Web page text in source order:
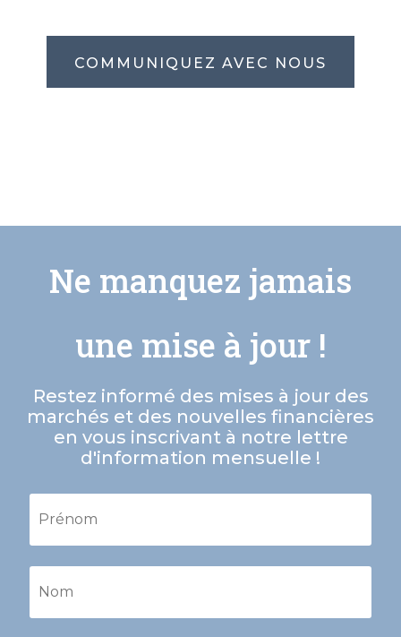
COMMUNIQUEZ AVEC NOUS
Ne manquez jamais
une mise à jour !
Restez informé des mises à jour des
marchés et des nouvelles financières
en vous inscrivant à notre lettre
d'information mensuelle !